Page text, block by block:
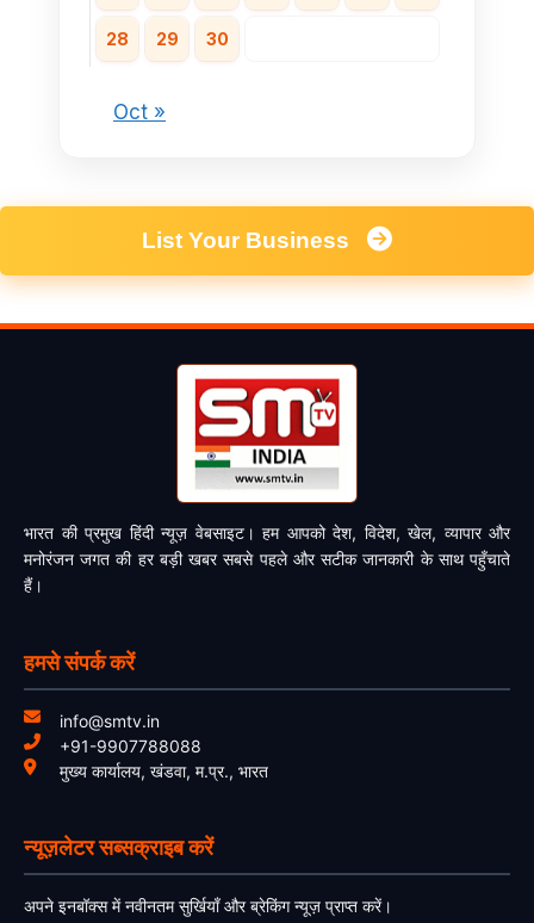
28 29 30
Oct »
List Your Business
भारत की प्रमुख हिंदी न्यूज़ वेबसाइट। हम आपको देश, विदेश, खेल, व्यापार और
मनोरंजन जगत की हर बड़ी खबर सबसे पहले और सटीक जानकारी के साथ पहुँचाते
हैं।
हमसे संपर्क करें
info@smtv.in
+91-9907788088
मुख्य कार्यालय, खंडवा, म.प्र., भारत
न्यूज़लेटर सब्सक्राइब करें
अपने इनबॉक्स में नवीनतम सुर्खियाँ और ब्रेकिंग न्यूज़ प्राप्त करें।